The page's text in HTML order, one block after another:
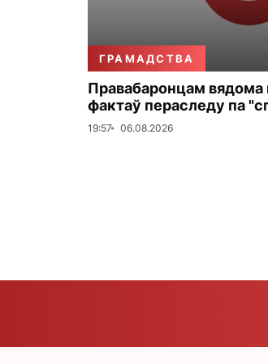
ГРАМАДСТВА
Правабаронцам вядома
фактаў пераследу па
19:57 06.08.2026